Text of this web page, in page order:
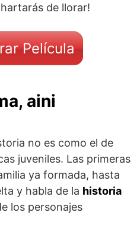
de llorar!
Película
aini
no es como el de
juveniles. Las primeras
ya formada, hasta
y habla de la historia
los personajes